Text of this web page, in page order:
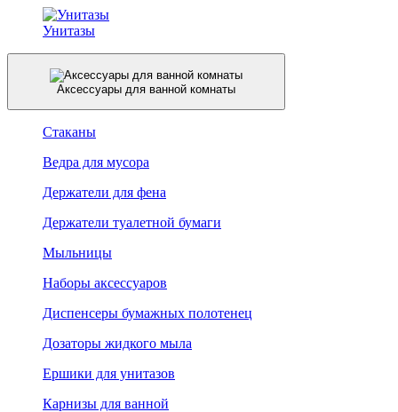
Унитазы
Аксессуары для ванной комнаты
Стаканы
Ведра для мусора
Держатели для фена
Держатели туалетной бумаги
Мыльницы
Наборы аксессуаров
Диспенсеры бумажных полотенец
Дозаторы жидкого мыла
Ершики для унитазов
Карнизы для ванной